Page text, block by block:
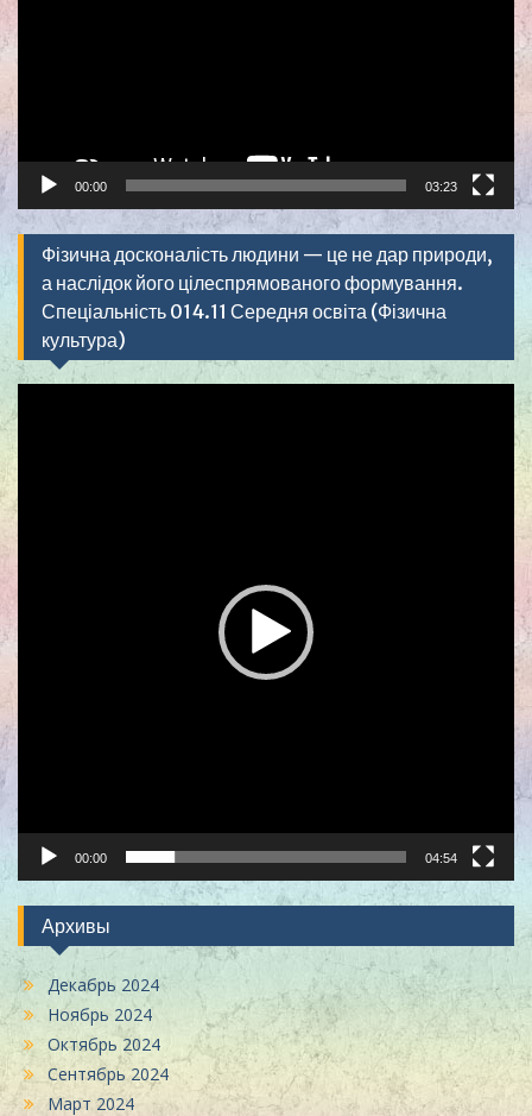
00:00 03:23
Фізична досконалість людини — це не дар природи,
а наслідок його цілеспрямованого формування.
Спеціальність 014.11 Середня освіта (Фізична
культура)
00:00 04:54
Архивы
Декабрь 2024
Ноябрь 2024
Октябрь 2024
Сентябрь 2024
Март 2024